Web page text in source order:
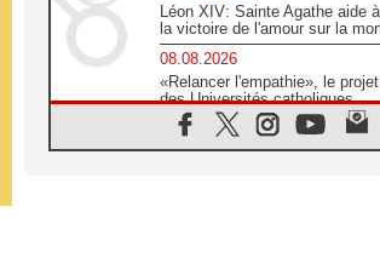
Léon XIV: Sainte Agathe aide
la victoire de l'amour sur la
08.08.2026
«Relancer l'empathie», le
des Universités catholiques
08.08.2026
Signis 2026, donner la parole